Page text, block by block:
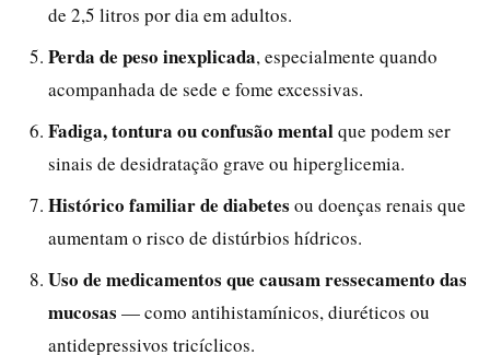
de 2,5 litros por dia em adultos.
Perda de peso inexplicada, especialmente quando
acompanhada de sede e fome excessivas.
Fadiga, tontura ou confusão mentalque podem ser
sinais de desidratação grave ou hiperglicemia.
Histórico familiar de diabetes ou doenças renais que
aumentam o risco de distúrbios hídricos.
Uso de medicamentos que causam ressecamento das
mucosas — como antihistamínicos, diuréticos ou
antidepressivos tricíclicos.